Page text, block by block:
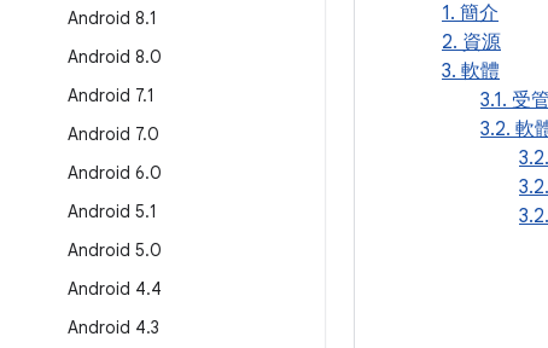
Android 8.1
Android 8.0
Android 7.1
Android 7.0
Android 6.0
Android 5.1
Android 5.0
Android 4.4
Android 4.3
1. 簡介
2. 資源
3. 軟體
3.1. 受
3.2. 軟